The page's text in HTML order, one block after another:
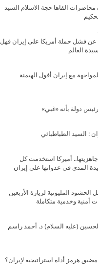
محاضرات القاها حجة الاسلام السيد
عن فشل حملة أمريكا على إيران فهل
العالم
مع إيران أفول الهيمنة
دولة بأنه «غبي»
: السيد الطباطبائي
أميركا استخدمت كل
المدى في عدوانها على إيران
الحشود المليونية لزيارة الأربعين
أمنية وخدمية متكاملة
(عليه السلام) د. أحمد راسم
هرمز أداة استراتيجية لإيران؟